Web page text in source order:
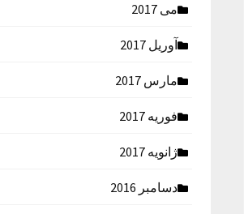
می 2017
آوریل 2017
مارس 2017
فوریه 2017
ژانویه 2017
دسامبر 2016